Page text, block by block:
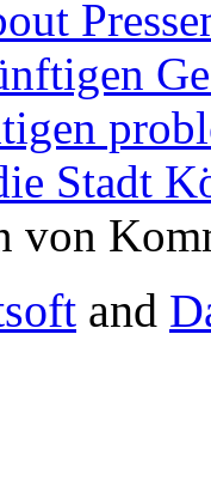
Stadt
von
and